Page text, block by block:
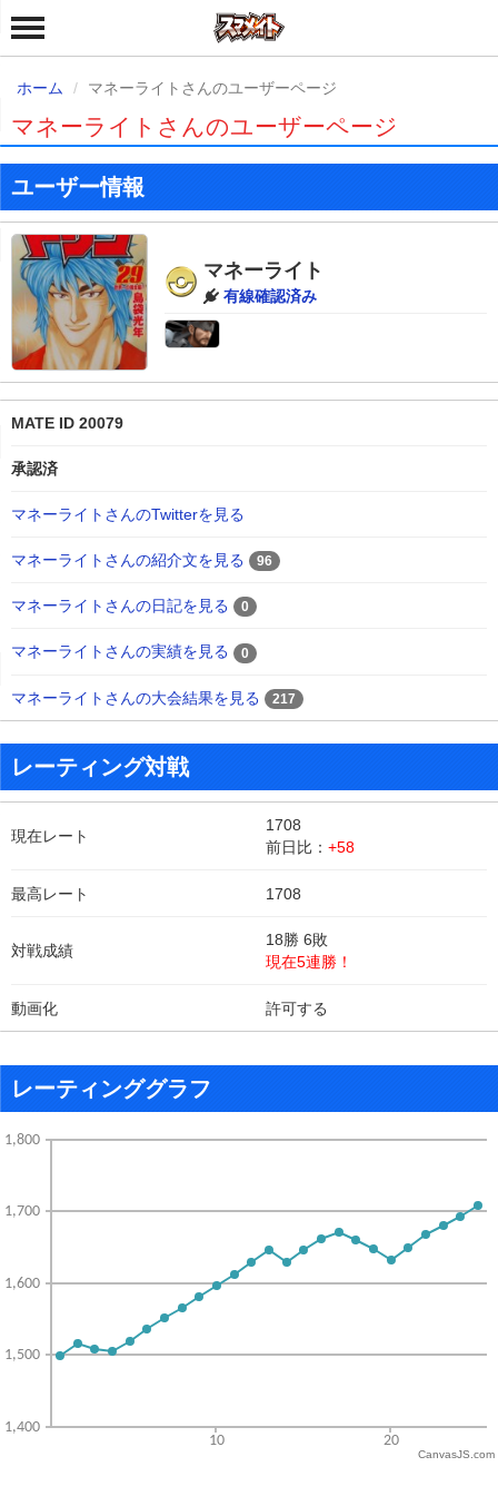
ホーム マネーライトさんのユーザーページ
マネーライトさんのユーザーページ
ユーザー情報
マネーライト
有線確認済み
MATE ID 20079
承認済
マネーライトさんのTwitterを見る
マネーライトさんの紹介文を見る 96
マネーライトさんの日記を見る 0
マネーライトさんの実績を見る 0
マネーライトさんの大会結果を見る 217
レーティング対戦
現在レート
1708
前日比： +58
最高レート 1708
対戦成績
18勝 6敗
現在5連勝！
動画化 許可する
レーティンググラフ
CanvasJS.com